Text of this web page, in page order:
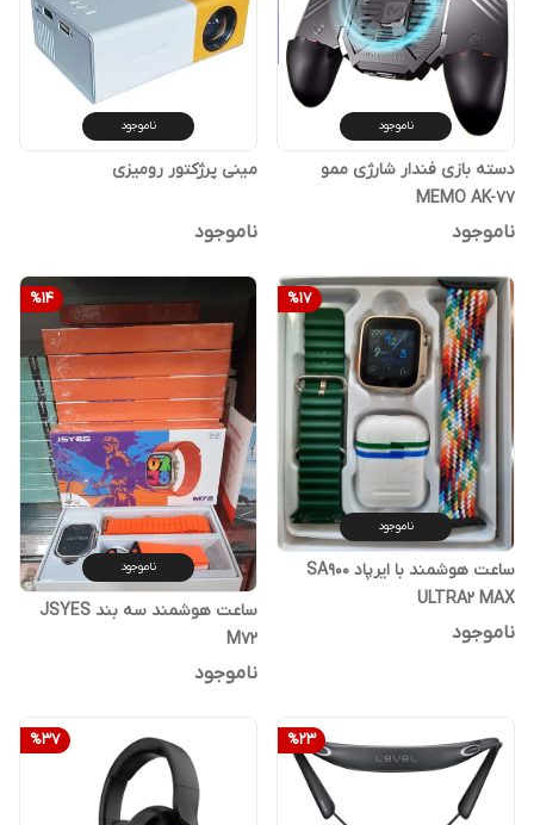
ناموجود
دسته بازی فندار شارژی ممو
MEMO AK-77
ناموجود
ناموجود
مینی پرژکتور رومیزی
ناموجود
%17
ناموجود
ساعت هوشمند با ایرپاد SA900
ULTRA2 MAX
ناموجود
%14
ناموجود
ساعت هوشمند سه بند JSYES
M72
ناموجود
%23
%37